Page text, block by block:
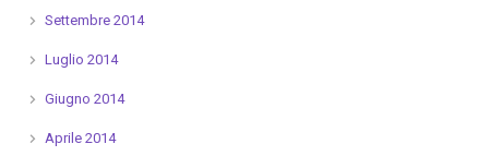
Settembre 2014
Luglio 2014
Giugno 2014
Aprile 2014